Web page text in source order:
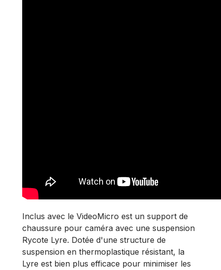
Inclus avec le VideoMicro est un support de
chaussure pour caméra avec une suspension
Rycote Lyre. Dotée d'une structure de
suspension en thermoplastique résistant, la
Lyre est bien plus efficace pour minimiser les